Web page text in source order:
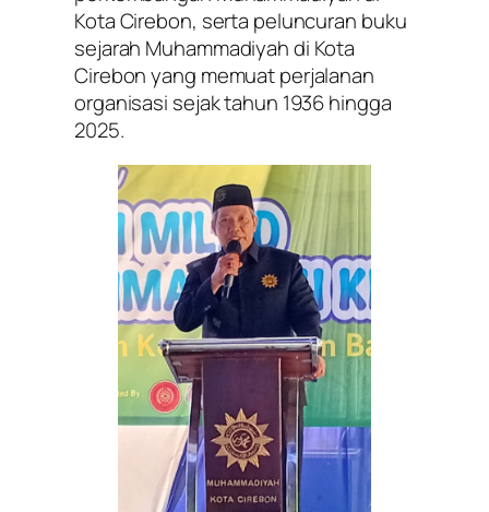
Kota Cirebon, serta peluncuran buku
sejarah Muhammadiyah di Kota
Cirebon yang memuat perjalanan
organisasi sejak tahun 1936 hingga
2025.